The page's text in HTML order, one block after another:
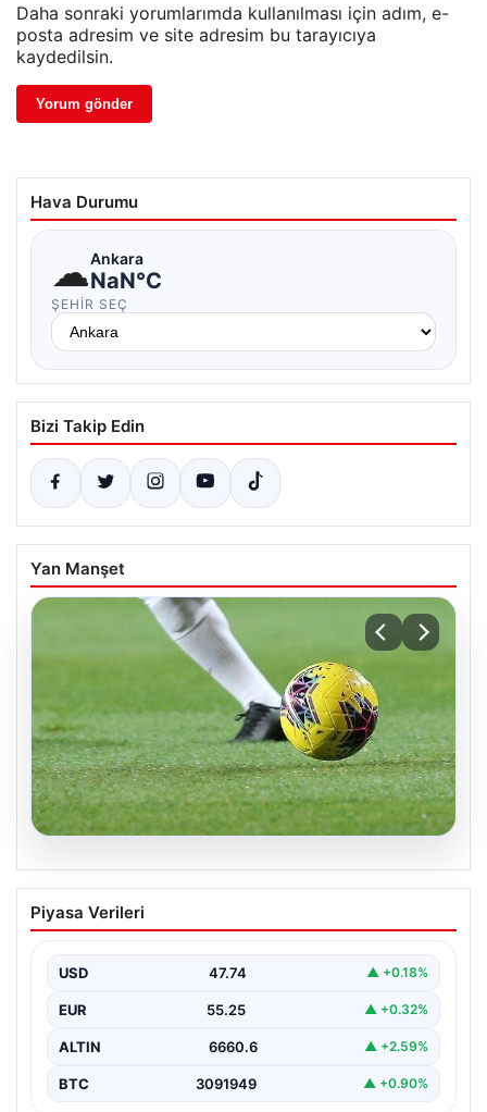
Daha sonraki yorumlarımda kullanılması için adım, e-
posta adresim ve site adresim bu tarayıcıya
kaydedilsin.
Hava Durumu
☁Ankara
NaN°C
ŞEHIR SEÇ
Bizi Takip Edin
Yan Manşet
07 Ağustos 2026 Cuma Gününün Maç
Programı ve Detayları
dikkat çekiyor. 07 Ağustos 2026 Cuma…
Piyasa Verileri
USD 47.74 ▲ +0.18%
EUR 55.25 ▲ +0.32%
ALTIN 6660.6 ▲ +2.59%
BTC 3091949 ▲ +0.90%